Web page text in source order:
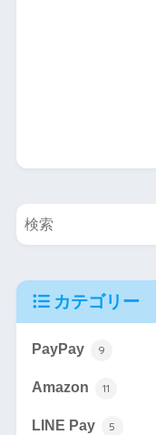
カテゴリー
PayPay 9
Amazon 11
LINE Pay 5